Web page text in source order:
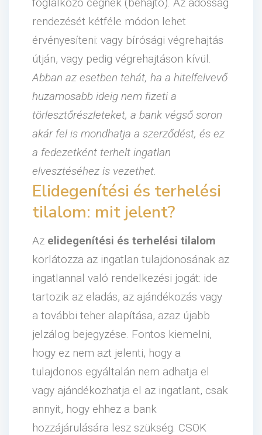
rendezését kétféle módon lehet
érvényesíteni: vagy bírósági végrehajtás
útján, vagy pedig végrehajtáson kívül.
Abban az esetben tehát, ha a hitelfelvevő
huzamosabb ideig nem fizeti a
törlesztőrészleteket, a bank végső soron
akár fel is mondhatja a szerződést, és ez
a fedezetként terhelt ingatlan
elvesztéséhez is vezethet.
Elidegenítési és terhelési
tilalom: mit jelent?
Az elidegenítési és terhelési tilalom
korlátozza az ingatlan tulajdonosának az
ingatlannal való rendelkezési jogát: ide
tartozik az eladás, az ajándékozás vagy
a további teher alapítása, azaz újabb
jelzálog bejegyzése. Fontos kiemelni,
hogy ez nem azt jelenti, hogy a
tulajdonos egyáltalán nem adhatja el
vagy ajándékozhatja el az ingatlant, csak
annyit, hogy ehhez a bank
hozzájárulására lesz szükség. CSOK